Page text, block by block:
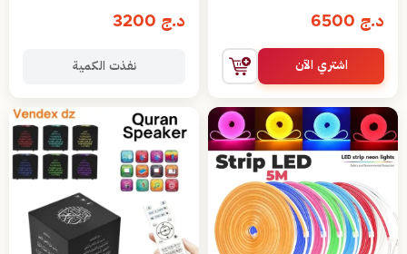
د.ج
اشتري الآن
د.ج
نفذت الكمية